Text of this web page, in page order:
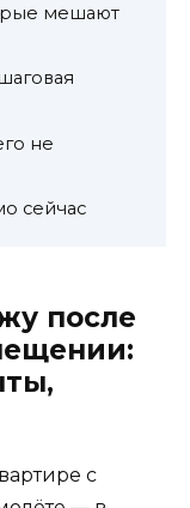
мешают
не
сейчас
после
с